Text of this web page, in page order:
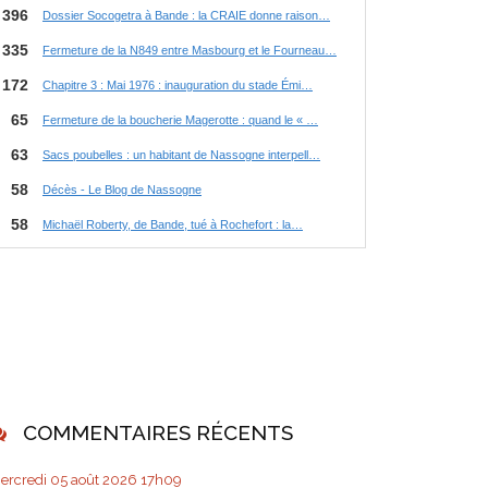
COMMENTAIRES RÉCENTS
05 août 2026 17h09